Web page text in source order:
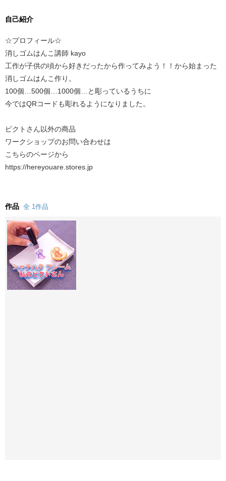
自己紹介
☆プロフィール☆
消しゴムはんこ講師 kayo
工作が子供の頃から好きだったから作ってみよう！！から始まった
消しゴムはんこ作り。
100個…500個…1000個…と彫っているうちに
今ではQRコードも彫れるようになりました。
ピクトさん以外の商品
ワークショップのお問い合わせは
こちらのページから
https://hereyouare.stores.jp
作品 全 1作品